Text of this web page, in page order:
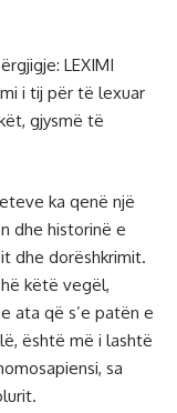
LEXIMI
i tij për të lexuar
gjysmë të
ka qenë një
dhe historinë e
dhe dorëshkrimit.
këtë vegël,
ata që s’e patën e
është më i lashtë
sa